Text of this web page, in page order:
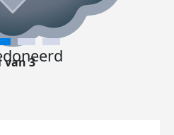
van 3